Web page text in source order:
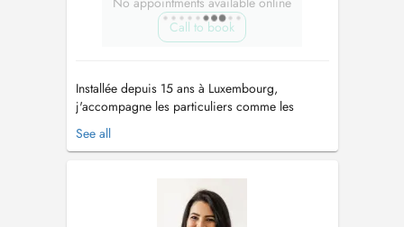
Call to book
Installée depuis 15 ans à Luxembourg,
j'accompagne les particuliers comme les
professionnels dans leur développement, vers
la libération, le changement et le mieux-être.
psychopathologie, mon parcours s'est ensuite
ouvert aux RH appliquées à la psychologi...
See all